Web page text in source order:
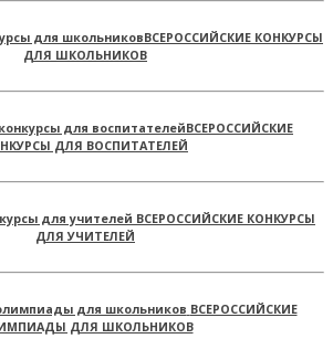
ВСЕРОССИЙСКИЕ КОНКУРСЫ
ДЛЯ ШКОЛЬНИКОВ
ВСЕРОССИЙСКИЕ
ДЛЯ ВОСПИТАТЕЛЕЙ
ВСЕРОССИЙСКИЕ КОНКУРСЫ
ДЛЯ УЧИТЕЛЕЙ
ВСЕРОССИЙСКИЕ
ДЛЯ ШКОЛЬНИКОВ